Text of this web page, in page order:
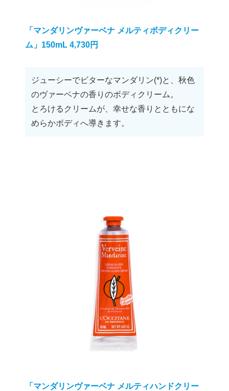
「マンダリンヴァーベナ メルティボディクリー
ム」150mL 4,730円
ジューシーでビターなマンダリン(*)と、秋色
のヴァーベナの香りのボディクリーム。
とろけるクリームが、幸せな香りとともにな
めらかボディへ導きます。
「マンダリンヴァーベナ メルティハンドクリー